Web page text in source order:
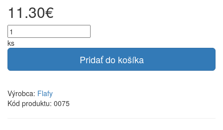
11.30€
ks
Pridať do košíka
Výrobca: Flafy
Kód produktu: 0075